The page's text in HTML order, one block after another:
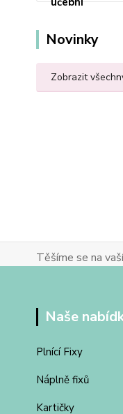
Novinky
Zobrazit
Těšíme se na
Naše
Plnící Fixy
Náplně fixů
Kartičky